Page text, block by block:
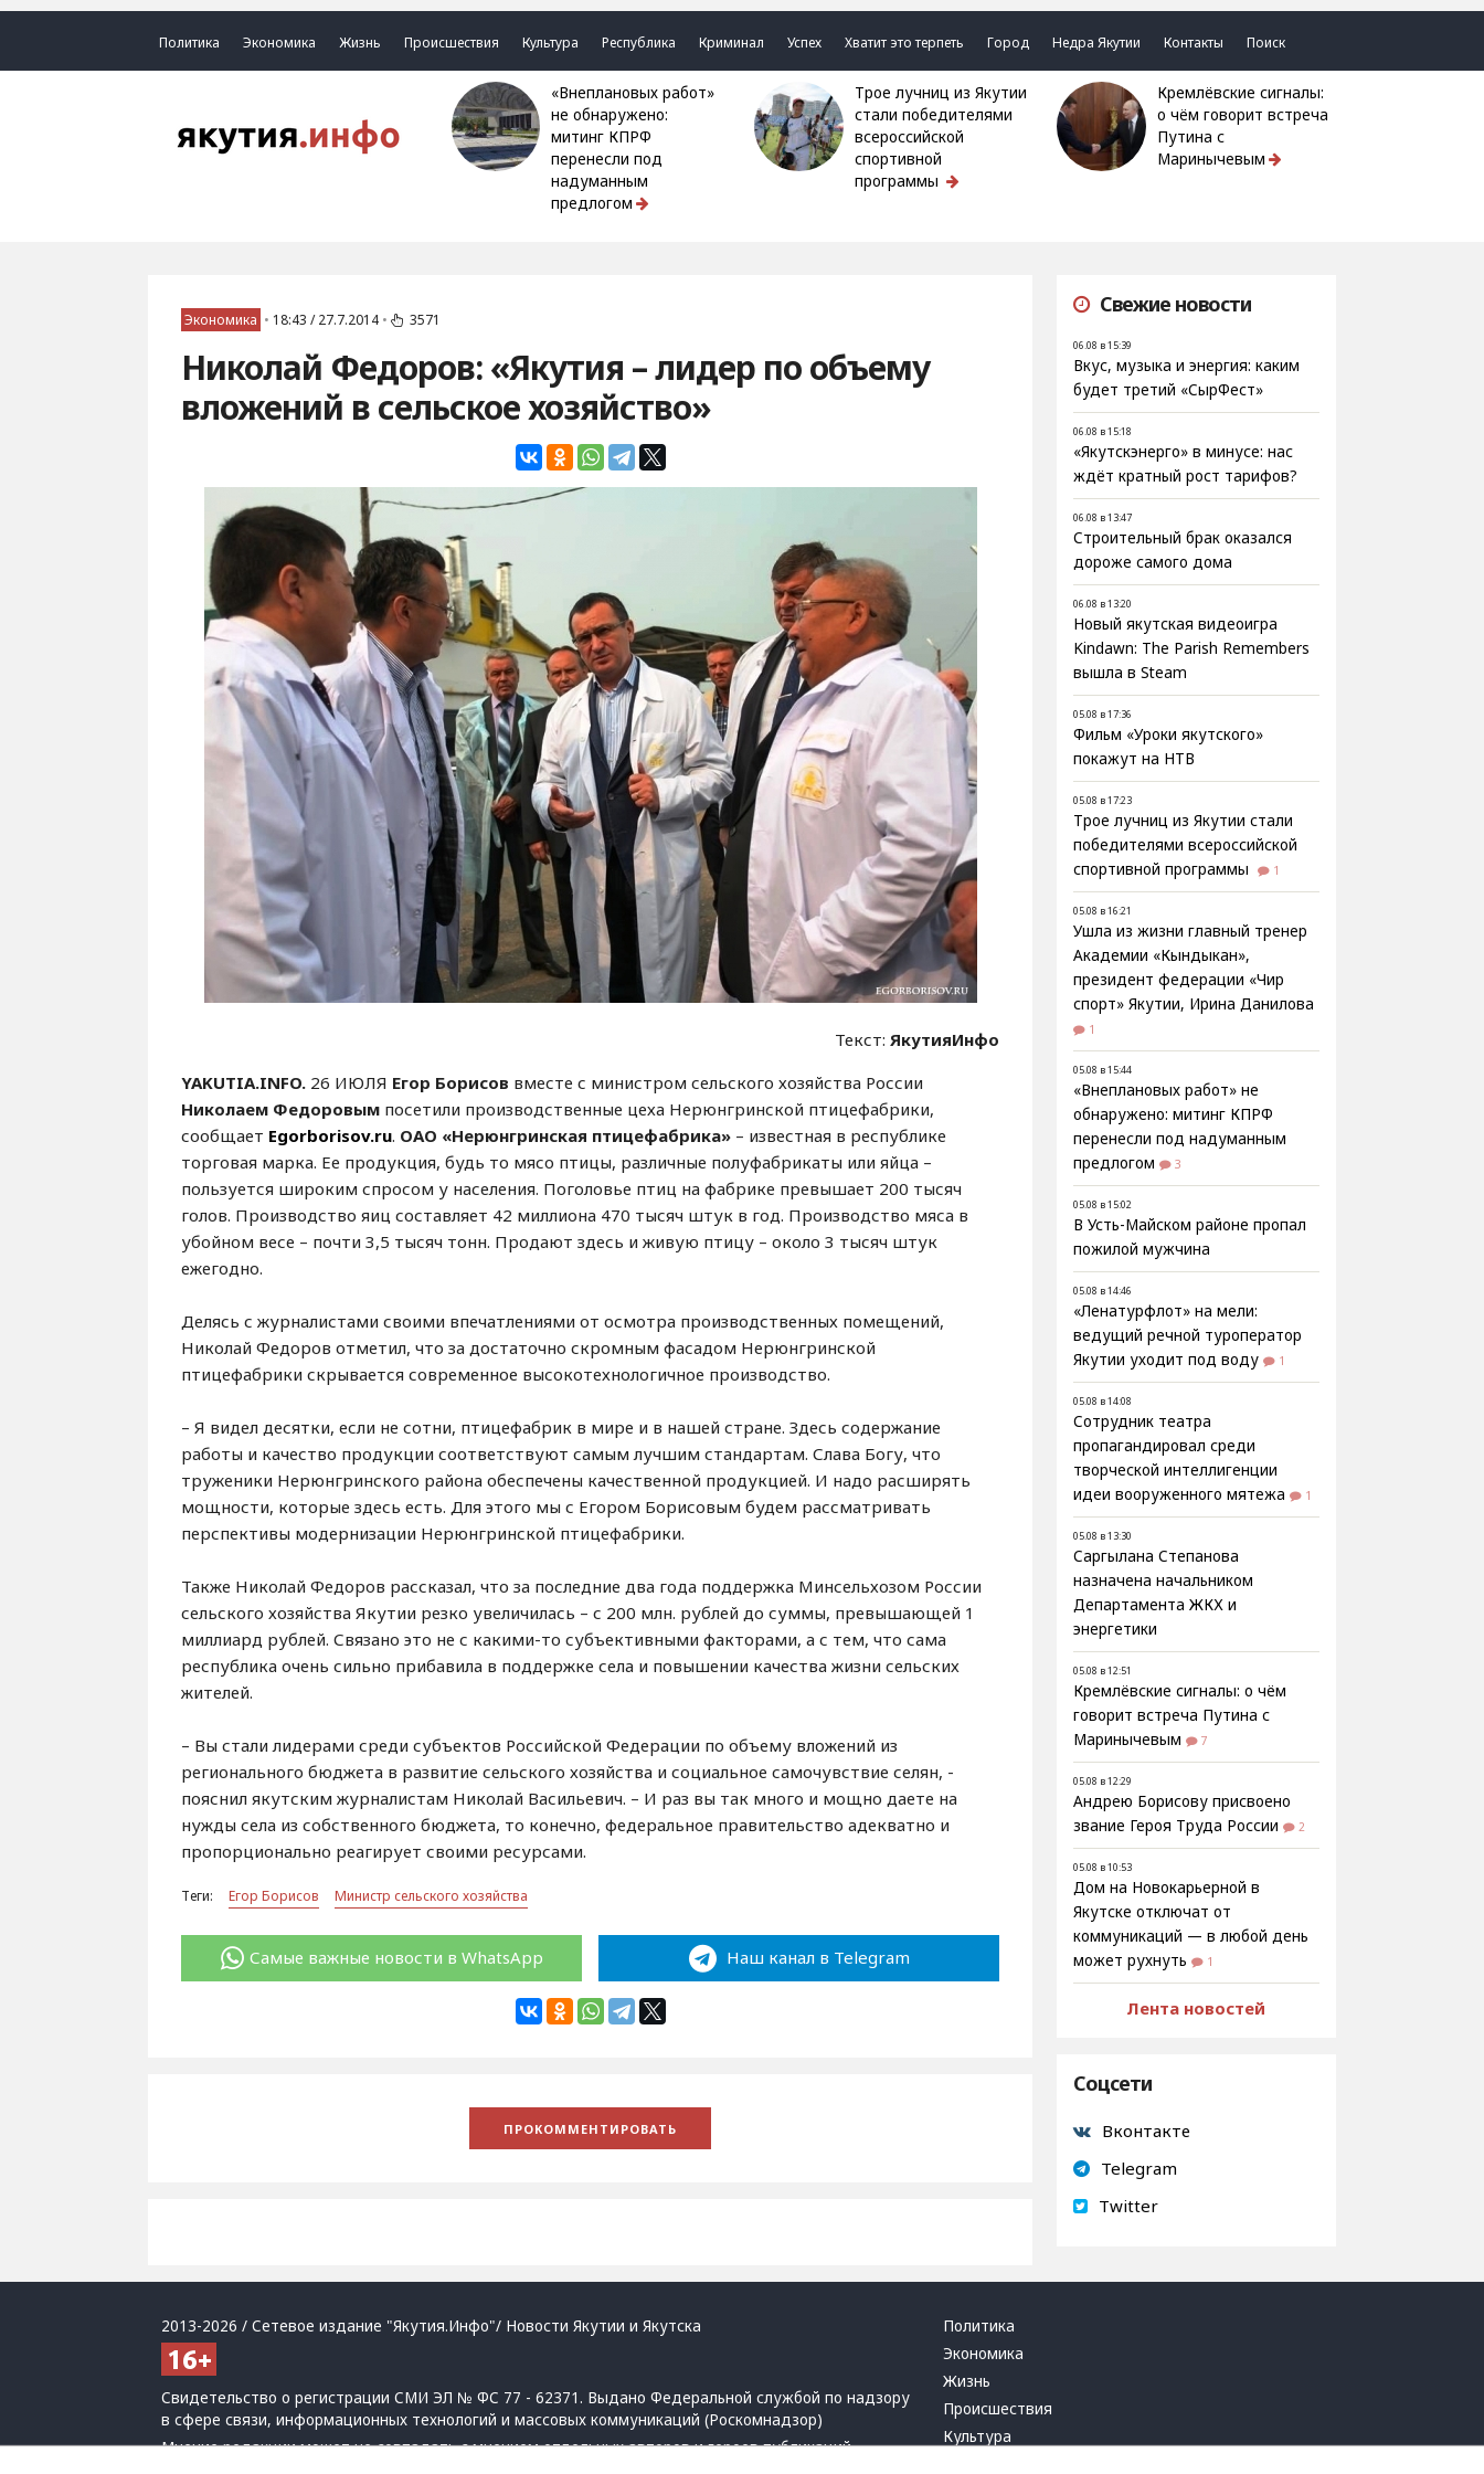
Политика Экономика Жизнь Происшествия Культура Республика Криминал Успех Хватит это терпеть Город Недра Якутии Контакты Поиск
«Внеплановых работ»
не обнаружено:
митинг КПРФ
перенесли под
надуманным
предлогом
Трое лучниц из Якутии
стали победителями
всероссийской
спортивной
программы
Кремлёвские сигналы:
о чём говорит встреча
Путина с
Маринычевым
Экономика • 18:43 / 27.7.2014 • 3571
Николай Федоров: «Якутия – лидер по объему
вложений в сельское хозяйство»
Текст:ЯкутияИнфо
YAKUTIA.INFO. 26 ИЮЛЯ Егор Борисов вместе с министром сельского хозяйства России
Николаем Федоровым посетили производственные цеха Нерюнгринской птицефабрики,
сообщает Egorborisov.ru. ОАО «Нерюнгринская птицефабрика» – известная в республике
торговая марка. Ее продукция, будь то мясо птицы, различные полуфабрикаты или яйца –
пользуется широким спросом у населения. Поголовье птиц на фабрике превышает 200 тысяч
голов. Производство яиц составляет 42 миллиона 470 тысяч штук в год. Производство мяса в
убойном весе – почти 3,5 тысяч тонн. Продают здесь и живую птицу – около 3 тысяч штук
ежегодно.
Делясь с журналистами своими впечатлениями от осмотра производственных помещений,
Николай Федоров отметил, что за достаточно скромным фасадом Нерюнгринской
птицефабрики скрывается современное высокотехнологичное производство.
– Я видел десятки, если не сотни, птицефабрик в мире и в нашей стране. Здесь содержание
работы и качество продукции соответствуют самым лучшим стандартам. Слава Богу, что
труженики Нерюнгринского района обеспечены качественной продукцией. И надо расширять
мощности, которые здесь есть. Для этого мы с Егором Борисовым будем рассматривать
перспективы модернизации Нерюнгринской птицефабрики.
Также Николай Федоров рассказал, что за последние два года поддержка Минсельхозом России
сельского хозяйства Якутии резко увеличилась – с 200 млн. рублей до суммы, превышающей 1
миллиард рублей. Связано это не с какими-то субъективными факторами, а с тем, что сама
республика очень сильно прибавила в поддержке села и повышении качества жизни сельских
жителей.
– Вы стали лидерами среди субъектов Российской Федерации по объему вложений из
регионального бюджета в развитие сельского хозяйства и социальное самочувствие селян, -
пояснил якутским журналистам Николай Васильевич. – И раз вы так много и мощно даете на
нужды села из собственного бюджета, то конечно, федеральное правительство адекватно и
пропорционально реагирует своими ресурсами.
Теги: Егор Борисов Министр сельского хозяйства
Самые важные новости в WhatsApp Наш канал в Telegram
Свежие новости
06.08 в 15:39
Вкус, музыка и энергия: каким
будет третий «СырФест»
06.08 в 15:18
«Якутскэнерго» в минусе: нас
ждёт кратный рост тарифов?
06.08 в 13:47
Строительный брак оказался
дороже самого дома
06.08 в 13:20
Новый якутская видеоигра
Kindawn: The Parish Remembers
вышла в Steam
05.08 в 17:36
Фильм «Уроки якутского»
покажут на НТВ
05.08 в 17:23
Трое лучниц из Якутии стали
победителями всероссийской
спортивной программы
1
05.08 в 16:21
Ушла из жизни главный тренер
Академии «Кындыкан»,
президент федерации «Чир
спорт» Якутии, Ирина Данилова
1
05.08 в 15:44
«Внеплановых работ» не
обнаружено: митинг КПРФ
перенесли под надуманным
предлогом
3
05.08 в 15:02
В Усть-Майском районе пропал
пожилой мужчина
05.08 в 14:46
«Ленатурфлот» на мели:
ведущий речной туроператор
Якутии уходит под воду
1
05.08 в 14:08
Сотрудник театра
пропагандировал среди
творческой интеллигенции
идеи вооруженного мятежа
1
05.08 в 13:30
Саргылана Степанова
назначена начальником
Департамента ЖКХ и
энергетики
05.08 в 12:51
Кремлёвские сигналы: о чём
говорит встреча Путина с
Маринычевым
7
05.08 в 12:29
Андрею Борисову присвоено
звание Героя Труда России
2
05.08 в 10:53
Дом на Новокарьерной в
Якутске отключат от
коммуникаций — в любой день
может рухнуть
1
Лента новостей
Соцсети
Вконтакте
Telegram
Twitter
2013-2026 / Сетевое издание "Якутия.Инфо"/ Новости Якутии и Якутска
Свидетельство о регистрации СМИ ЭЛ № ФС 77 - 62371. Выдано Федеральной службой по надзору
в сфере связи, информационных технологий и массовых коммуникаций (Роскомнадзор)
Мнение редакции может не совпадать с мнением отдельных авторов и героев публикаций.
Политика
Экономика
Жизнь
Происшествия
Культура